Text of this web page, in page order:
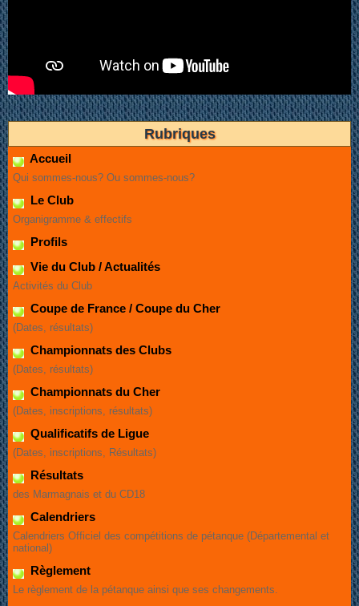
Rubriques
Accueil
Qui sommes-nous? Ou sommes-nous?
Le Club
Organigramme & effectifs
Profils
Vie du Club / Actualités
Activités du Club
Coupe de France / Coupe du Cher
(Dates, résultats)
Championnats des Clubs
(Dates, résultats)
Championnats du Cher
(Dates, inscriptions, résultats)
Qualificatifs de Ligue
(Dates, inscriptions, Résultats)
Résultats
des Marmagnais et du CD18
Calendriers
Calendriers Officiel des compétitions de pétanque (Départemental et
national)
Règlement
Le règlement de la pétanque ainsi que ses changements.